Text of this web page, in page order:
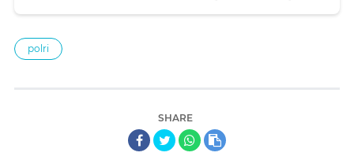
polri
SHARE